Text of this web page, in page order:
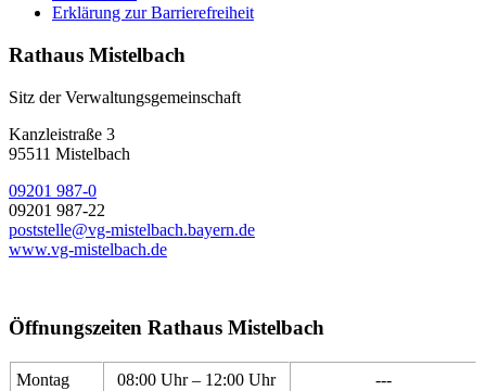
Erklärung zur Barrierefreiheit
Rathaus Mistelbach
Sitz der Verwaltungsgemeinschaft
Kanzleistraße 3
95511 Mistelbach
09201 987-0
09201 987-22
poststelle@vg-mistelbach.bayern.de
www.vg-mistelbach.de
Öffnungszeiten Rathaus Mistelbach
Montag 08:00 Uhr – 12:00 Uhr
---